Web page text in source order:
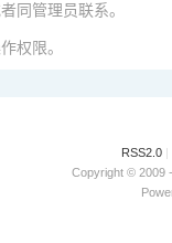
同管理员联系。
权限。
RSS2.0 |
Copyright © 2009